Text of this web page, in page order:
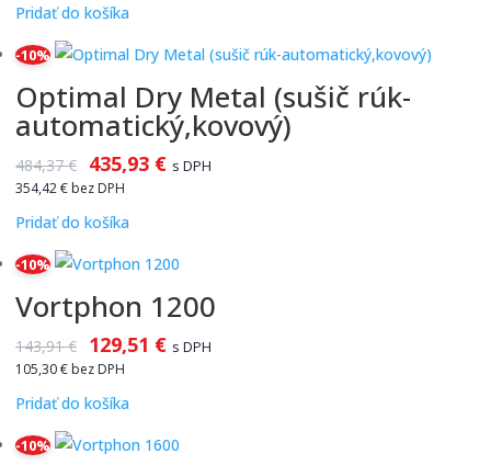
Pridať do košíka
-10%
Optimal Dry Metal (sušič rúk-
automatický,kovový)
484,37€ 435,93 € s DPH
354,42€ bez DPH
Pridať do košíka
-10%
Vortphon 1200
143,91€ 129,51 € s DPH
105,30€ bez DPH
Pridať do košíka
-10%